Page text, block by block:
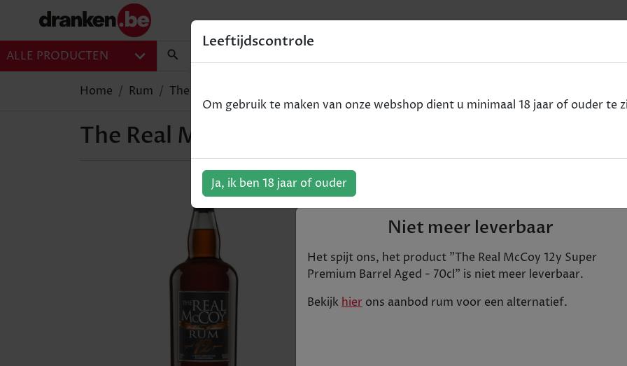
ALLE PRODUCTEN
Home Rum The Real McCoy 12y Super Premium Barrel Aged - 70cl
The Real McCoy 12y Super Premium Barrel Aged -
€ 73,25
Tijdelijk uitverkocht
1
+
In winkelwagen
Niet meer leverbaar
Het spijt ons, het product "The Real McCoy 12y Super
Premium Barrel Aged - 70cl" is niet meer leverbaar.
Bekijk hier ons aanbod rum voor een alternatief.
Leeftijdscontrole
Om gebruik te maken van onze webshop dient u minimaal 18 jaar of ouder te
Ja, ik ben 18 jaar of ouder